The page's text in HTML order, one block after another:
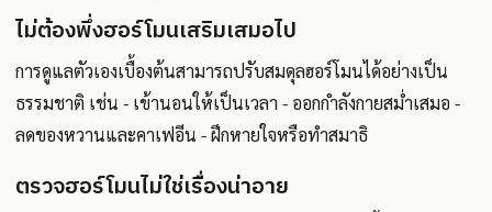
ไม่ต้องพึ่งฮอร์โมนเสริมเสมอไป
การดูแลตัวเองเบื้องต้นสามารถปรับสมดุลฮอร์โมนได้อย่างเป็น
ธรรมชาติ เช่น - เข้านอนให้เป็นเวลา - ออกกำลังกายสม่ำเสมอ -
ลดของหวานและคาเฟอีน - ฝึกหายใจหรือทำสมาธิ
ตรวจฮอร์โมนไม่ใช่เรื่องน่าอาย